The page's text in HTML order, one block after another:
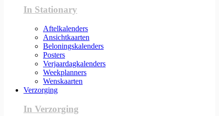
In Stationary
Aftelkalenders
Ansichtkaarten
Beloningskalenders
Posters
Verjaardagkalenders
Weekplanners
Wenskaarten
Verzorging
In Verzorging